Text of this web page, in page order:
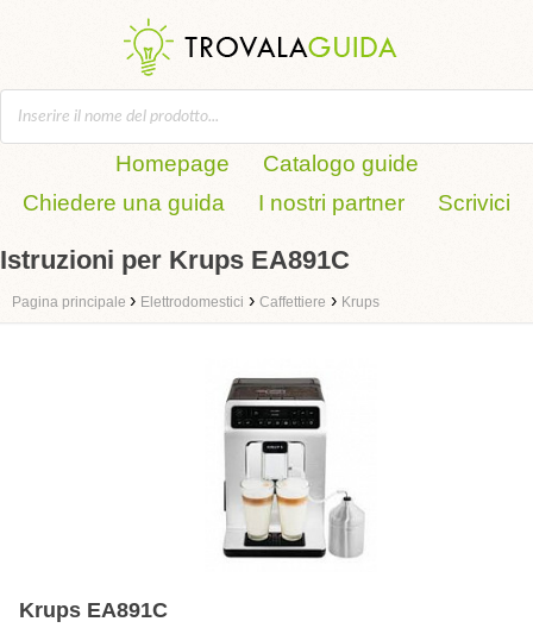
Homepage
Catalogo guide
Chiedere una guida
I nostri partner Scrivici
Istruzioni per Krups EA891C
Pagina principale › Elettrodomestici › Caffettiere › Krups
Krups EA891C